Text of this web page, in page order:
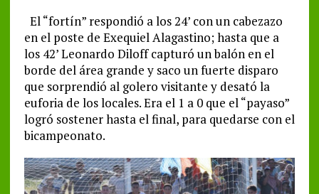
El “fortín” respondió a los 24’ con un cabezazo
en el poste de Exequiel Alagastino; hasta que a
los 42’ Leonardo Diloff capturó un balón en el
borde del área grande y saco un fuerte disparo
que sorprendió al golero visitante y desató la
euforia de los locales. Era el 1 a 0 que el “payaso”
logró sostener hasta el final, para quedarse con el
bicampeonato.